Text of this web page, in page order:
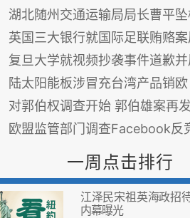
湖北随州交通运输局局长曹平
英国三大银行就国际足联贿赂案展开
复旦大学就视频抄袭事件道歉
陆太阳能板涉冒充台湾产品销
对郭伯权调查开始 郭伯雄案再
欧盟监管部门调查Facebook反
一周点击排行
江泽民宋祖英海政招
内幕曝光